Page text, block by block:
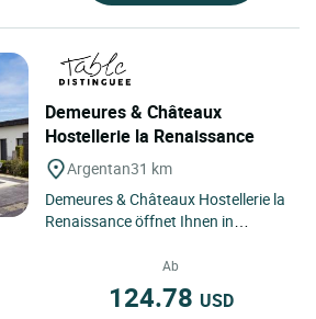
Demeures & Châteaux
Hostellerie la Renaissance
Argentan31 km
Demeures & Châteaux Hostellerie la
Renaissance öffnet Ihnen in
Normandie, seine Türen – in einer...
Ab
124.78 USD